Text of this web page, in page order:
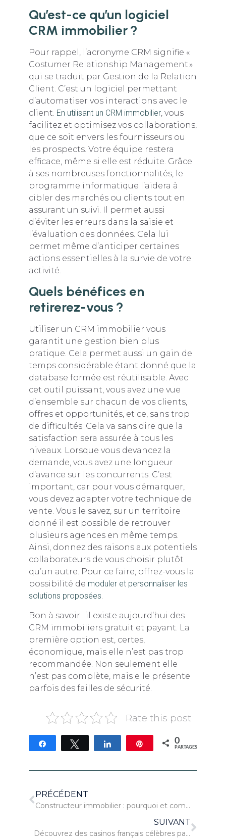
Qu’est-ce qu’un logiciel
CRM immobilier ?
Pour rappel, l’acronyme CRM signifie «
Costumer Relationship Management »
qui se traduit par Gestion de la Relation
Client. C’est un logiciel permettant
d’automatiser vos interactions avec le
client. En utilisant un CRM immobilier, vous
facilitez et optimisez vos collaborations,
que ce soit envers les fournisseurs ou
les prospects. Votre équipe restera
efficace, même si elle est réduite. Grâce
à ses nombreuses fonctionnalités, le
programme informatique l’aidera à
cibler des marchés ou clients tout en
assurant un suivi. Il permet aussi
d’éviter les erreurs dans la saisie et
l’évaluation des données. Cela lui
permet même d’anticiper certaines
actions essentielles à la survie de votre
activité.
Quels bénéfices en
retirerez-vous ?
Utiliser un CRM immobilier vous
garantit une gestion bien plus
pratique. Cela permet aussi un gain de
temps considérable étant donné que la
database formée est réutilisable. Avec
cet outil puissant, vous avez une vue
d’ensemble sur chacun de vos clients,
offres et opportunités, et ce, sans trop
de difficultés. Cela va sans dire que la
satisfaction sera assurée à tous les
niveaux. Lorsque vous devancez la
demande, vous avez une longueur
d’avance sur les concurrents. C’est
important, car pour vous démarquer,
vous devez adapter votre technique de
vente. Vous le savez, sur un territoire
donné il est possible de retrouver
plusieurs agences en même temps.
Ainsi, donnez des raisons aux potentiels
collaborateurs de vous choisir plutôt
qu’un autre. Pour ce faire, offrez-vous la
possibilité de moduler et personnaliser les
solutions proposées.
Bon à savoir : il existe aujourd’hui des
CRM immobiliers gratuit et payant. La
première option est, certes,
économique, mais elle n’est pas trop
recommandée. Non seulement elle
n’est pas complète, mais elle présente
parfois des failles de sécurité.
Rate this post
Partagez Tweetez Partagez Épingle 0
PARTAGES
PRÉCÉDENT
Constructeur immobilier : pourquoi et comment bien choisir ?
SUIVANT
Découvrez des casinos français célèbres par leur architecture